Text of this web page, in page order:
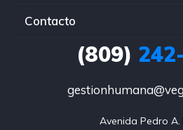
Contacto
(809)
Avenida Pedro A.